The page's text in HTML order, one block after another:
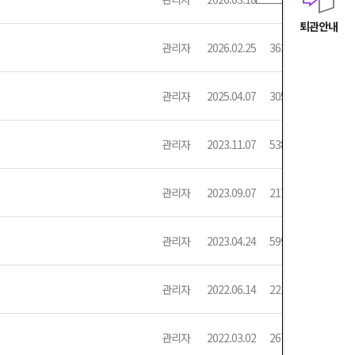
관리자 2026.02.25 3637
관리자 2025.04.07 3057
관리자 2023.11.07 5389
관리자 2023.09.07 2172
관리자 2023.04.24 5997
관리자 2022.06.14 2218
관리자 2022.03.02 2679
퇴관안내